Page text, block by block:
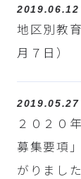
2019.06.12
地区別教
月７日）
2019.05.27
２０２０
募集要項
がりました